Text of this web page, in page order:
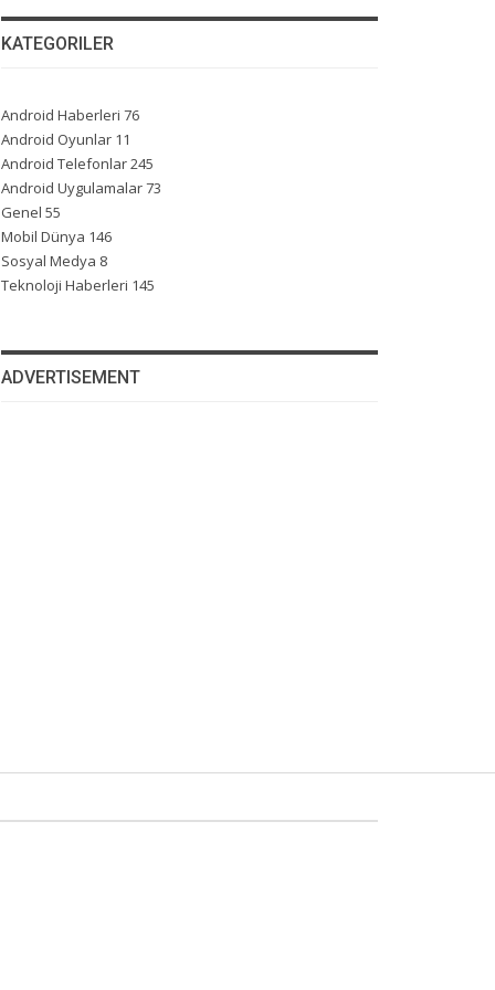
KATEGORILER
Android Haberleri 76
Android Oyunlar 11
Android Telefonlar245
Android Uygulamalar73
Genel 55
Mobil Dünya 146
Sosyal Medya 8
Teknoloji Haberleri 145
ADVERTISEMENT